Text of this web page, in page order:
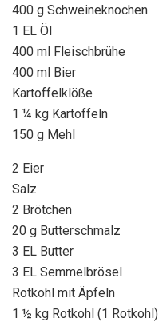
400 g Schweineknochen
1 EL Öl
400 ml Fleischbrühe
400 ml Bier
Kartoffelklöße
1 ¼ kg Kartoffeln
150 g Mehl
2 Eier
Salz
2 Brötchen
20 g Butterschmalz
3 EL Butter
3 EL Semmelbrösel
Rotkohl mit Äpfeln
1 ½ kg Rotkohl (1 Rotkohl)